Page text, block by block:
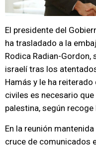
El presidente del
ha trasladado a la
Rodica Radian-Gordon,
israelí tras los
Hamás y le ha
civiles es necesario
palestina, según recoge
En la reunión
cruce de comunicados